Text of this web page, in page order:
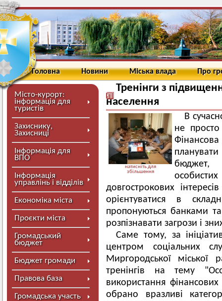
Головна Новини Міська влада Про
Місто-курорт:
інформація для
туристів
Захиснику,
Захисниці
Інформація для
ВПО
Інформація
управлінь і відділів
Економіка міста
Проєкти міста
Громадський
бюджет
Бюджет громади
Правова база
Громадська участь
Тренінги з
населення
натисніть для
збільшення
В
не
бюджет,
довгострокових
орієнтуватися в
пропонуються банками
розпізнавати загрози і
Саме тому, за
центром соціальних
Миргородської міської
тренінгів на тему
використання
обрано вразливі